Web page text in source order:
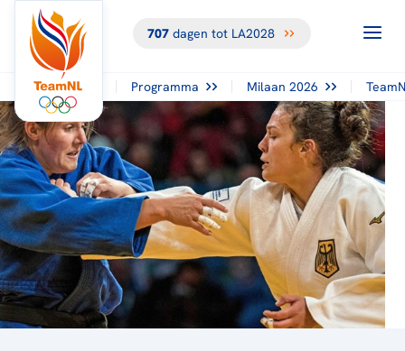
707dagen tot LA2028
Programma Milaan 2026
TERUG NAAR
OVERZICHT